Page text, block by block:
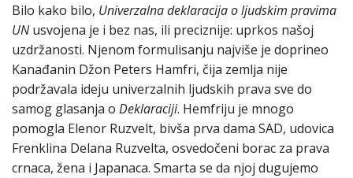
Bilo kako bilo, Univerzalna deklaracija o ljudskim pravima
UNusvojena je i bez nas, ili preciznije: uprkos našoj
uzdržanosti. Njenom formulisanju najviše je doprineo
Kanađanin Džon Peters Hamfri, čija zemlja nije
podržavala ideju univerzalnih ljudskih prava sve do
samog glasanja o Deklaraciji. Hemfriju je mnogo
pomogla Elenor Ruzvelt, bivša prva dama SAD, udovica
Frenklina Delana Ruzvelta, osvedočeni borac za prava
crnaca, žena i Japanaca. Smarta se da njoj dugujemo